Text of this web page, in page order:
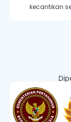
kecantikan